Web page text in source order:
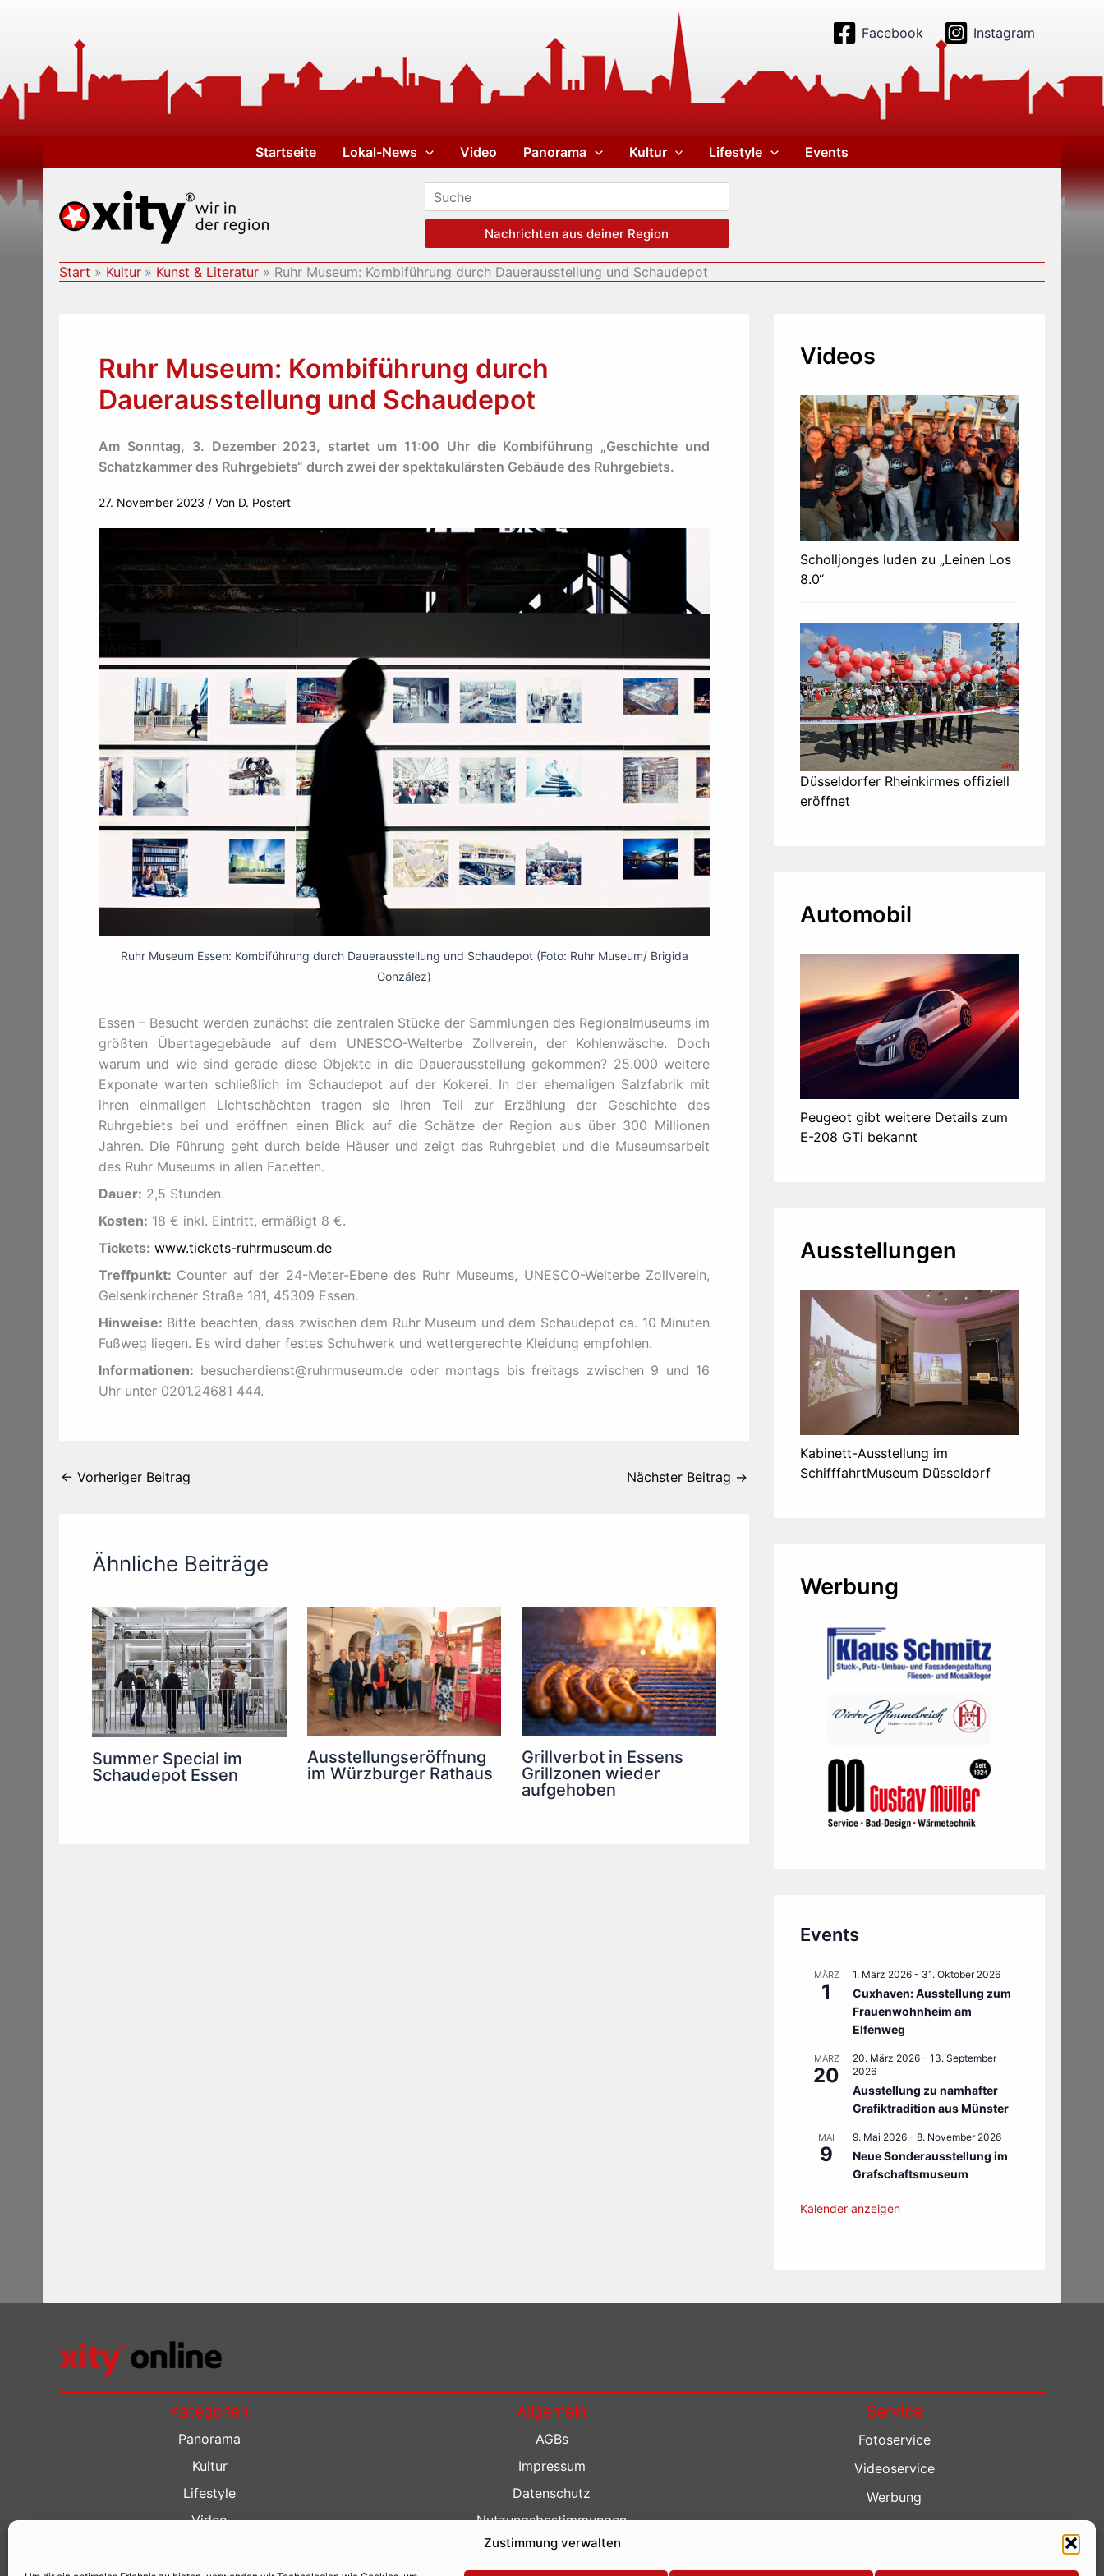
Zustimmung verwalten
Facebook Instagram
Startseite Lokal-News Video Panorama Kultur Lifestyle Events
Nachrichten aus deiner Region
Start Kultur Kunst & Literatur Ruhr Museum: Kombiführung durch Dauerausstellung und Schaudepot
Ruhr Museum: Kombiführung durch
Dauerausstellung und Schaudepot
Am Sonntag, 3. Dezember 2023, startet um 11:00 Uhr die Kombiführung „Geschichte und
Schatzkammer des Ruhrgebiets“ durch zwei der spektakulärsten Gebäude des Ruhrgebiets.
27. November 2023 / Von D. Postert
Ruhr Museum Essen: Kombiführung durch Dauerausstellung und Schaudepot (Foto: Ruhr Museum/ Brigida
González)
Essen – Besucht werden zunächst die zentralen Stücke der Sammlungen des Regionalmuseums im
größten Übertagegebäude auf dem UNESCO-Welterbe Zollverein, der Kohlenwäsche. Doch
warum und wie sind gerade diese Objekte in die Dauerausstellung gekommen? 25.000 weitere
Exponate warten schließlich im Schaudepot auf der Kokerei. In der ehemaligen Salzfabrik mit
ihren einmaligen Lichtschächten tragen sie ihren Teil zur Erzählung der Geschichte des
Ruhrgebiets bei und eröffnen einen Blick auf die Schätze der Region aus über 300 Millionen
Jahren. Die Führung geht durch beide Häuser und zeigt das Ruhrgebiet und die Museumsarbeit
des Ruhr Museums in allen Facetten.
Dauer: 2,5 Stunden.
Kosten: 18 € inkl. Eintritt, ermäßigt 8 €.
Tickets: www.tickets-ruhrmuseum.de
Treffpunkt: Counter auf der 24-Meter-Ebene des Ruhr Museums, UNESCO-Welterbe Zollverein,
Gelsenkirchener Straße 181, 45309 Essen.
Hinweise: Bitte beachten, dass zwischen dem Ruhr Museum und dem Schaudepot ca. 10 Minuten
Fußweg liegen. Es wird daher festes Schuhwerk und wettergerechte Kleidung empfohlen.
Informationen: besucherdienst@ruhrmuseum.de oder montags bis freitags zwischen 9 und 16
Uhr unter 0201.24681 444.
← Vorheriger Beitrag Nächster Beitrag →
Ähnliche Beiträge
Summer Special im
Schaudepot Essen
Ausstellungseröffnung
im Würzburger Rathaus
Grillverbot in Essens
Grillzonen wieder
aufgehoben
Videos
Scholljonges luden zu „Leinen Los
8.0“
Düsseldorfer Rheinkirmes offiziell
eröffnet
Automobil
Peugeot gibt weitere Details zum
E-208 GTi bekannt
Ausstellungen
Kabinett-Ausstellung im
SchifffahrtMuseum Düsseldorf
Werbung
Events
MÄRZ
1
1. März 2026 - 31. Oktober 2026
Cuxhaven: Ausstellung zum
Frauenwohnheim am
Elfenweg
MÄRZ
20
20. März 2026 - 13. September
2026
Ausstellung zu namhafter
Grafiktradition aus Münster
MAI
9
9. Mai 2026 - 8. November 2026
Neue Sonderausstellung im
Grafschaftsmuseum
Kalender anzeigen
Kategorien
Panorama
Kultur
Lifestyle
Video
Allgemein
AGBs
Impressum
Datenschutz
Nutzungsbestimmungen
Kontakt
Service
Fotoservice
Videoservice
Werbung